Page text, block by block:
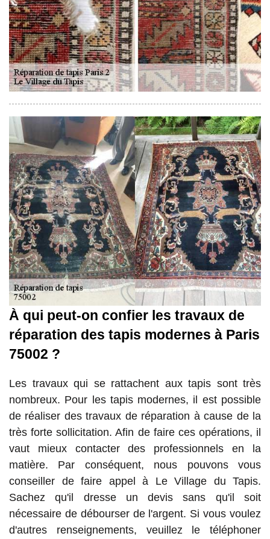
À qui peut-on confier les travaux de
réparation des tapis modernes à Paris
75002 ?
Les travaux qui se rattachent aux tapis sont très
nombreux. Pour les tapis modernes, il est possible
de réaliser des travaux de réparation à cause de la
très forte sollicitation. Afin de faire ces opérations, il
vaut mieux contacter des professionnels en la
matière. Par conséquent, nous pouvons vous
conseiller de faire appel à Le Village du Tapis.
Sachez qu'il dresse un devis sans qu'il soit
nécessaire de débourser de l'argent. Si vous voulez
d'autres renseignements, veuillez le téléphoner